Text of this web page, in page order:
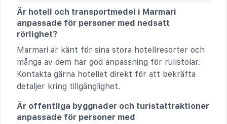
Är hotell och transportmedel i Marmari
anpassade för personer med nedsatt
rörlighet?
Marmari är känt för sina stora hotellresorter och
många av dem har god anpassning för rullstolar.
Kontakta gärna hotellet direkt för att bekräfta
detaljer kring tillgänglighet.
Är offentliga byggnader och turistattraktioner
anpassade för personer med